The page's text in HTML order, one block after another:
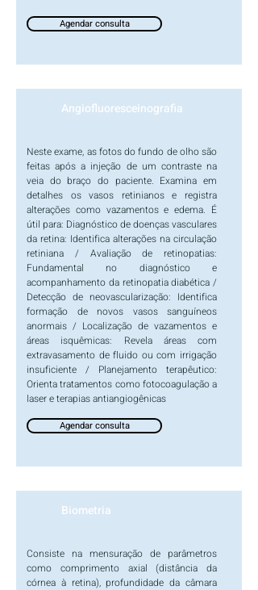
Agendar consulta
Angiofluoresceinografia
Neste exame, as fotos do fundo de olho são
feitas após a injeção de um contraste na
veia do braço do paciente. Examina em
detalhes os vasos retinianos e registra
alterações como vazamentos e edema. É
útil para: Diagnóstico de doenças vasculares
da retina: Identifica alterações na circulação
retiniana / Avaliação de retinopatias:
Fundamental no diagnóstico e
acompanhamento da retinopatia diabética /
Detecção de neovascularização: Identifica
formação de novos vasos sanguíneos
anormais / Localização de vazamentos e
áreas isquêmicas: Revela áreas com
extravasamento de fluido ou com irrigação
insuficiente / Planejamento terapêutico:
Orienta tratamentos como fotocoagulação a
laser e terapias antiangiogênicas
Agendar consulta
Biometria
Consiste na mensuração de parâmetros
como comprimento axial (distância da
córnea à retina), profundidade da câmara